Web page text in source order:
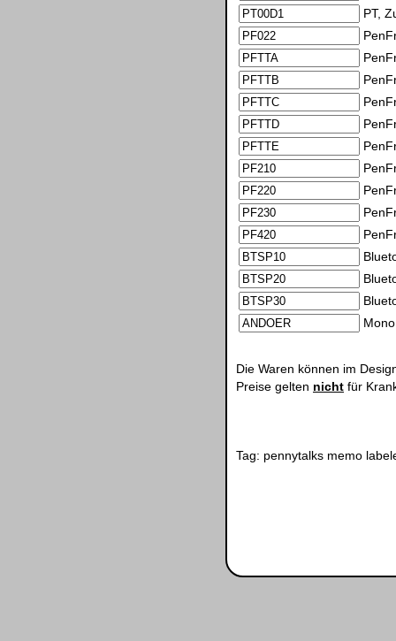
PT,
Die Waren können im
Preise gelten nicht für
Tag: pennytalks memo